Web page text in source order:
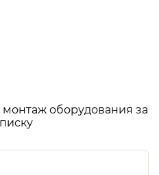
оборудования за